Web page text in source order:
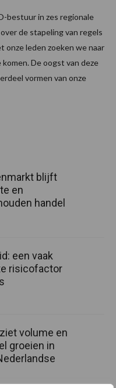
bestuur in zes regionale
de stapeling van regels
onze leden zoeken we naar
De oogst van deze
vormen van onze
blijft
en
handel
een vaak
risicofactor
volume en
groeien in